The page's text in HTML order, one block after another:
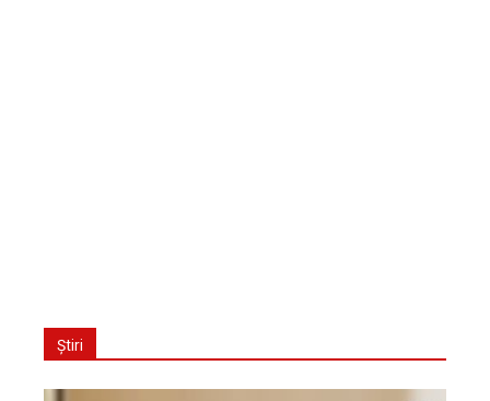
Știri